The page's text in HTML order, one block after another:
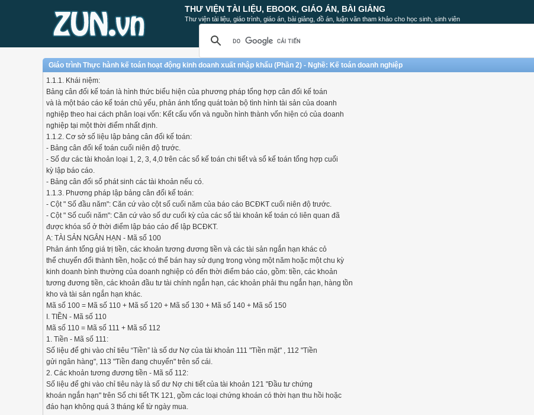
THƯ VIỆN TÀI LIỆU, EBOOK, GIÁO ÁN, BÀI GIẢNG
Thư viện tài liệu, giáo trình, giáo án, bài giảng, đồ án, luận văn tham khảo cho học sinh, sinh viên
Giáo trình Thực hành kế toán hoạt động kinh doanh xuất nhập khẩu (Phần 2) - Nghề: Kế toán doanh nghiệp
1.1.1. Khái niệm:
Bảng cân đối kế toán là hình thức biểu hiện của phương pháp tổng hợp cân đối kế toán
và là một báo cáo kế toán chủ yếu, phản ánh tổng quát toàn bộ tình hình tài sản của doanh
nghiệp theo hai cách phân loại vốn: Kết cấu vốn và nguồn hình thành vốn hiện có của doanh
nghiệp tại một thời điểm nhất định.
1.1.2. Cơ sở số liệu lập bảng cân đối kế toán:
- Bảng cân đối kế toán cuối niên độ trước.
- Số dư các tài khoản loại 1, 2, 3, 4,0 trên các sổ kế toán chi tiết và sổ kế toán tổng hợp cuối
kỳ lập báo cáo.
- Bảng cân đối số phát sinh các tài khoản nếu có.
1.1.3. Phương pháp lập bảng cân đối kế toán:
- Cột " Số đầu năm": Căn cứ vào cột số cuối năm của báo cáo BCĐKT cuối niên độ trước.
- Cột " Số cuối năm": Căn cứ vào số dư cuối kỳ của các sổ tài khoản kế toán có liên quan đã
được khóa sổ ở thời điểm lập báo cáo để lập BCĐKT.
A: TÀI SẢN NGẮN HẠN - Mã số 100
Phản ánh tổng giá trị tiền, các khoản tương đương tiền và các tài sản ngắn hạn khác cỏ
thể chuyển đổi thành tiền, hoặc có thể bán hay sử dụng trong vòng một năm hoặc một chu kỳ
kinh doanh bình thường của doanh nghiệp có đến thời điểm báo cáo, gồm: tiền, các khoản
tương đương tiền, các khoản đầu tư tài chính ngắn hạn, các khoản phải thu ngắn hạn, hàng tồn
kho và tài sản ngắn hạn khác.
Mã số 100 = Mã số 110 + Mã số 120 + Mã số 130 + Mã số 140 + Mã số 150
I. TIỀN - Mã số 110
Mã số 110 = Mã số 111 + Mã số 112
1. Tiền - Mã số 111:
Số liệu để ghi vào chỉ tiêu “Tiền” là số dư Nợ của tài khoản 111 "Tiền mặt" , 112 "Tiền
gửi ngân hàng", 113 "Tiền đang chuyển" trên sổ cái.
2. Các khoản tương đương tiền - Mã số 112:
Số liệu để ghi vào chỉ tiêu này là số dư Nợ chi tiết của tài khoản 121 "Đầu tư chứng
khoán ngắn hạn" trên Sổ chi tiết TK 121, gồm các loại chứng khoán có thời hạn thu hồi hoặc
đáo hạn không quá 3 tháng kể từ ngày mua.